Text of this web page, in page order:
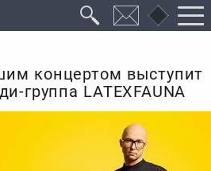
концертом выступит
группа LATEXFAUNA